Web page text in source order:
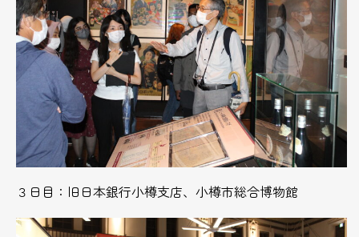
３日目：旧日本銀行小樽支店、小樽市総合博物館